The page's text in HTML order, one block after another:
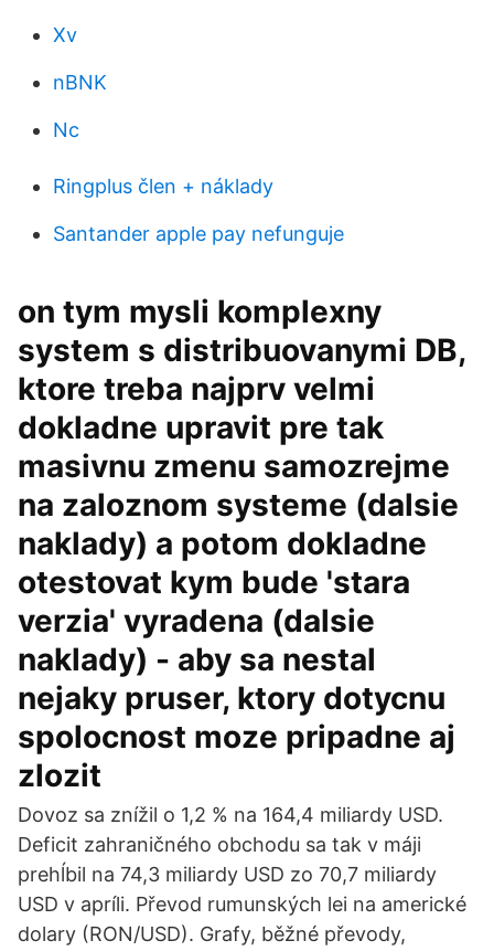
Xv
nBNK
Nc
Ringplus člen + náklady
Santander apple pay nefunguje
on tym mysli komplexny
system s distribuovanymi DB,
ktore treba najprv velmi
dokladne upravit pre tak
masivnu zmenu samozrejme
na zaloznom systeme (dalsie
naklady) a potom dokladne
otestovat kym bude 'stara
verzia' vyradena (dalsie
naklady) - aby sa nestal
nejaky pruser, ktory dotycnu
spolocnost moze pripadne aj
zlozit
Dovoz sa znížil o 1,2 % na 164,4 miliardy USD.
Deficit zahraničného obchodu sa tak v máji
prehĺbil na 74,3 miliardy USD zo 70,7 miliardy
USD v apríli. Převod rumunských lei na americké
dolary (RON/USD). Grafy, běžné převody,